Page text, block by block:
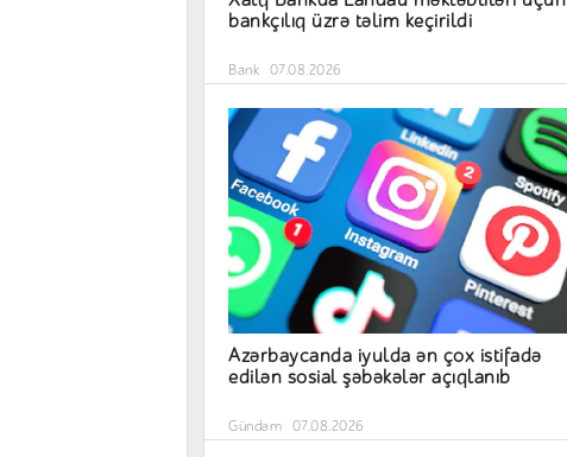
bankçılıq üzrə təlim keçirildi
Bank 07.08.2026
Azərbaycanda iyulda ən çox istifadə
edilən sosial şəbəkələr açıqlanıb
Gündəm 07.08.2026